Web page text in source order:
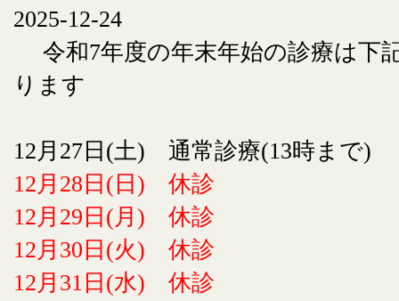
2025-12-24
令和7年度の年末年始の診療は下
ります
12月27日(土) 通常診療(13時まで)
12月28日(日) 休診
12月29日(月) 休診
12月30日(火) 休診
12月31日(水) 休診